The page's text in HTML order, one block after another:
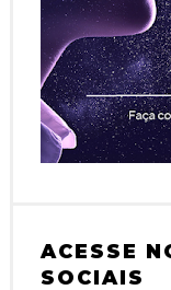
ACESSE
SOCIAIS